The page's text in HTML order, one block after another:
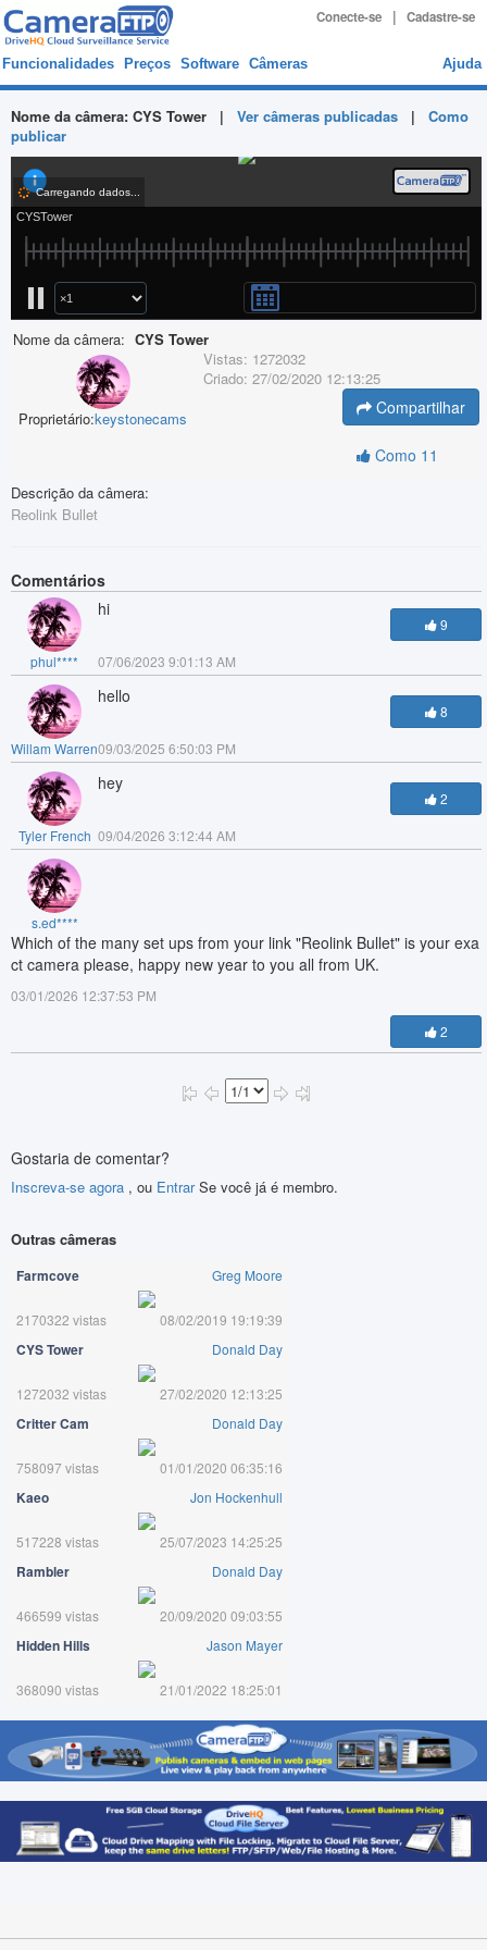
Conecte-se | Cadastre-se
Funcionalidades Preços Software Câmeras Ajuda
Nome da câmera: CYS Tower | Ver câmeras publicadas | Como
publicar
Nome da câmera: CYS Tower
Proprietário:keystonecams
Vistas: 1272032
Criado: 27/02/2020 12:13:25
Compartilhar
Como 11
Descrição da câmera:
Reolink Bullet
Comentários
phul****
hi
07/06/2023 9:01:13 AM
9
Willam Warren
hello
09/03/2025 6:50:03 PM
8
Tyler French
hey
09/04/2026 3:12:44 AM
2
s.ed****
Which of the many set ups from your link "Reolink Bullet" is your exa
ct camera please, happy new year to you all from UK.
03/01/2026 12:37:53 PM
2
Gostaria de comentar?
Inscreva-se agora , ou EntrarSe você já é membro.
Outras câmeras
Farmcove Greg Moore
2170322 vistas 08/02/2019 19:19:39
CYS Tower Donald Day
1272032 vistas 27/02/2020 12:13:25
Critter Cam Donald Day
758097 vistas 01/01/2020 06:35:16
Kaeo Jon Hockenhull
517228 vistas 25/07/2023 14:25:25
Rambler Donald Day
466599 vistas 20/09/2020 09:03:55
Hidden Hills Jason Mayer
368090 vistas 21/01/2022 18:25:01